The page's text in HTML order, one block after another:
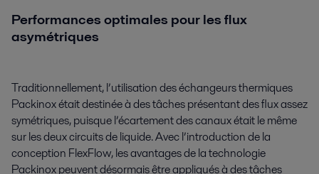
Performances optimales pour les flux
asymétriques
Traditionnellement, l’utilisation des échangeurs thermiques
Packinox était destinée à des tâches présentant des flux assez
symétriques, puisque l’écartement des canaux était le même
sur les deux circuits de liquide. Avec l’introduction de la
conception FlexFlow, les avantages de la technologie
Packinox peuvent désormais être appliqués à des tâches